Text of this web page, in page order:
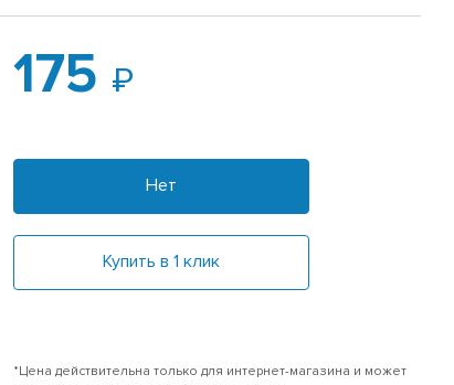
175
Нет
Купить в 1 клик
*Цена действительна только для интернет-магазина и может